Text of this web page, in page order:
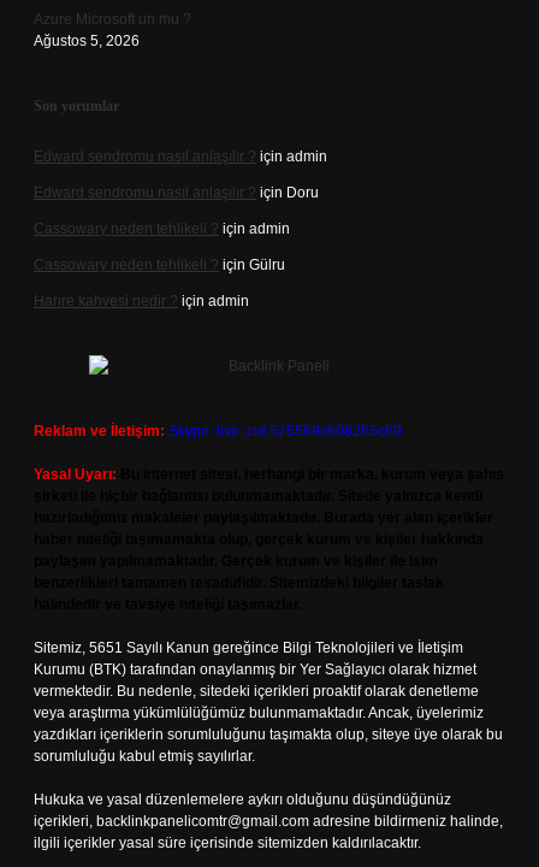
Azure Microsoft un mu ?
Ağustos 5, 2026
Son yorumlar
Edward sendromu nasıl anlaşılır ? için admin
Edward sendromu nasıl anlaşılır ? için Doru
Cassowary neden tehlikeli ? için admin
Cassowary neden tehlikeli ? için Gülru
Harire kahvesi nedir ? için admin
Reklam ve İletişim: Skype: live:.cid.575569c608265c69
Yasal Uyarı:
Sitemiz, 5651 Sayılı Kanun gereğince Bilgi Teknolojileri ve İletişim
Kurumu (BTK) tarafından onaylanmış bir Yer Sağlayıcı olarak hizmet
vermektedir. Bu nedenle, sitedeki içerikleri proaktif olarak denetleme
veya araştırma yükümlülüğümüz bulunmamaktadır. Ancak, üyelerimiz
yazdıkları içeriklerin sorumluluğunu taşımakta olup, siteye üye olarak bu
sorumluluğu kabul etmiş sayılırlar.
Hukuka ve yasal düzenlemelere aykırı olduğunu düşündüğünüz
içerikleri, backlinkpanelicomtr@gmail.com adresine bildirmeniz halinde,
ilgili içerikler yasal süre içerisinde sitemizden kaldırılacaktır.